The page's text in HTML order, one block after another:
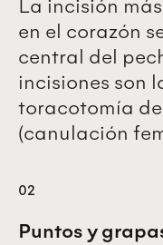
en el corazón
central del
incisiones son
toracotomía
(canulación
02
Puntos y